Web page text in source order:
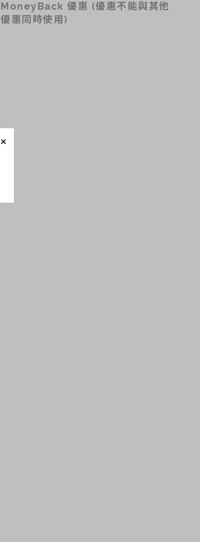
MoneyBack 優惠 (優惠不能與其他
優惠同時使用)